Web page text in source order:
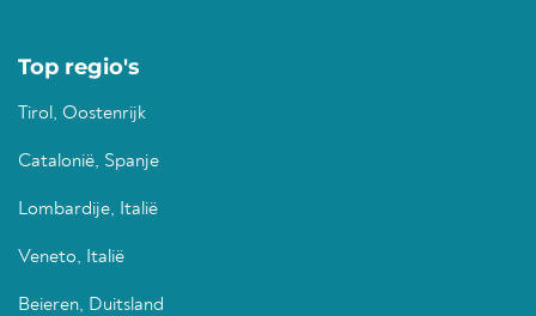
Top regio's
Tirol, Oostenrijk
Catalonië, Spanje
Lombardije, Italië
Veneto, Italië
Beieren, Duitsland